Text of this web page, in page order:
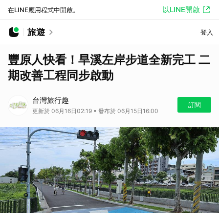
在LINE應用程式中開啟。 以LINE開啟
旅遊 登入
豐原人快看！旱溪左岸步道全新完工 二
期改善工程同步啟動
台灣旅行趣
更新於 06月16日02:19 • 發布於 06月15日16:00
訂閱